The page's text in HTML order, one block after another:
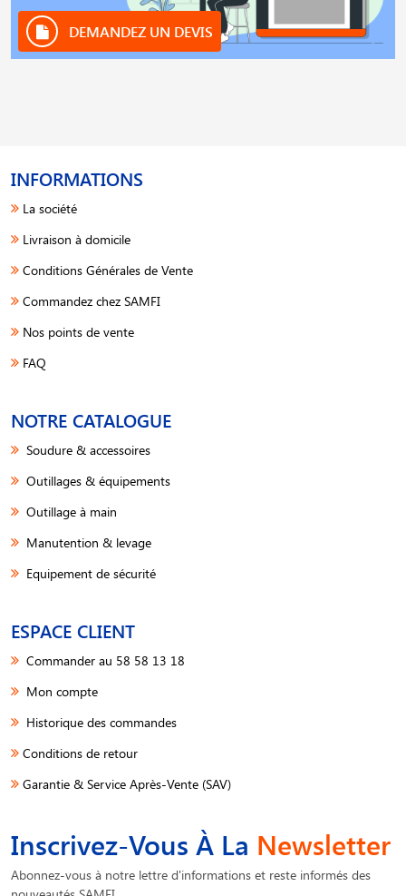
DEMANDEZ UN DEVIS
INFORMATIONS
La société
Livraison à domicile
Conditions Générales de Vente
Commandez chez SAMFI
Nos points de vente
FAQ
NOTRE CATALOGUE
Soudure & accessoires
Outillages & équipements
Outillage à main
Manutention & levage
Equipement de sécurité
ESPACE CLIENT
Commander au 58 58 13 18
Mon compte
Historique des commandes
Conditions de retour
Garantie & Service Après-Vente (SAV)
Inscrivez-Vous À La Newsletter
Abonnez-vous à notre lettre d'informations et reste informés des